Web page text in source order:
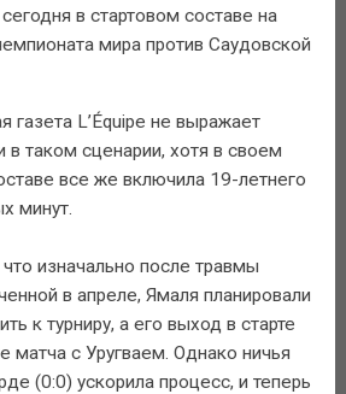
в стартовом составе на
мира против Саудовской
газета L’Équipe не выражает
в таком сценарии, хотя в своем
все же включила 19-летнего
минут.
изначально после травмы
в апреле, Ямаля планировали
к турниру, а его выход в старте
матча с Уругваем. Однако ничья
(0:0) ускорила процесс, и теперь